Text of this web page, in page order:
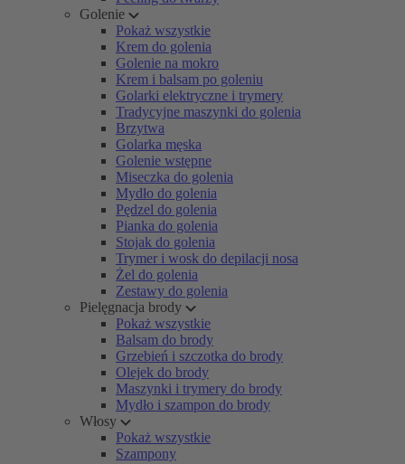
Golenie
Pokaż wszystkie
Krem do golenia
Golenie na mokro
Krem i balsam po goleniu
Golarki elektryczne i trymery
Tradycyjne maszynki do golenia
Brzytwa
Golarka męska
Golenie wstępne
Miseczka do golenia
Mydło do golenia
Pędzel do golenia
Pianka do golenia
Stojak do golenia
Trymer i wosk do depilacji nosa
Żel do golenia
Zestawy do golenia
Pielęgnacja brody
Pokaż wszystkie
Balsam do brody
Grzebień i szczotka do brody
Olejek do brody
Maszynki i trymery do brody
Mydło i szampon do brody
Włosy
Pokaż wszystkie
Szampony